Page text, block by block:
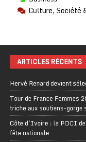
Culture, Société
ARTICLES RÉCENTS
Hervé Renard devient
Tour de France Femmes
triche aux soutiens-
Côte d’Ivoire : le PDCI
fête nationale